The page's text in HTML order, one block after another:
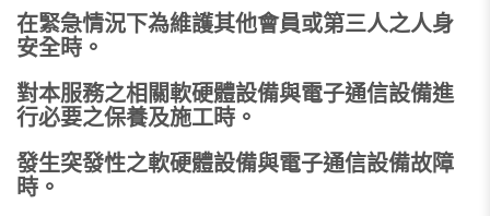
在緊急情況下為維護其他會員或第三人之人身
安全時。
對本服務之相關軟硬體設備與電子通信設備進
行必要之保養及施工時。
發生突發性之軟硬體設備與電子通信設備故障
時。